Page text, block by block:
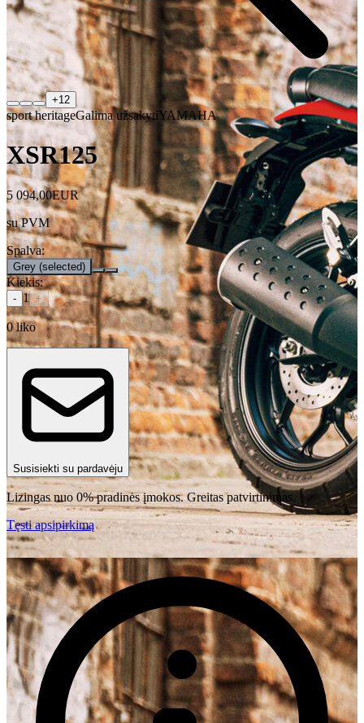
+12
sport heritageGalima užsakytiYAMAHA
XSR125
5 094,00EUR
su PVM
Spalva:
Grey (selected)
Kiekis:
- 1 +
0 liko
Susisiekti su pardavėju
Lizingas nuo 0% pradinės įmokos. Greitas patvirtinimas.
Tęsti apsipirkimą